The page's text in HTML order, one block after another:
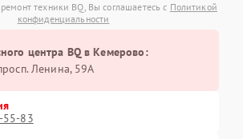
техники BQ, Вы соглашаетесь с Политикой
конфиденциальности
центра BQ в Кемерово:
Ленина, 59А
55-83